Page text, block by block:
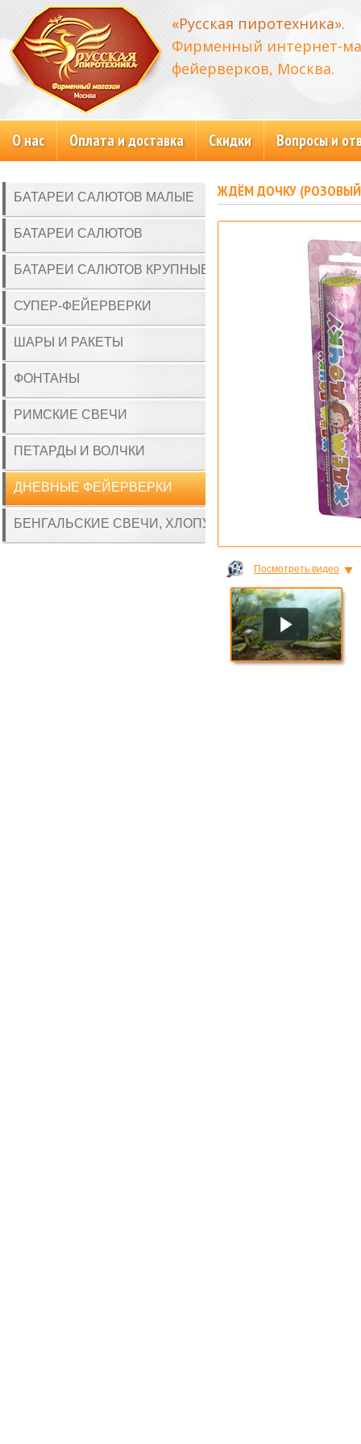
«Русская пиротехника».
Фирменный интернет-
фейерверков, Москва.
О нас Оплата и доставка Скидки Вопросы и
ЖДЁМ ДОЧКУ
Посмотреть видео
БАТАРЕИ САЛЮТОВ МАЛЫЕ
БАТАРЕИ САЛЮТОВ
БАТАРЕИ САЛЮТОВ КРУПНЫЕ
СУПЕР-ФЕЙЕРВЕРКИ
ШАРЫ И РАКЕТЫ
ФОНТАНЫ
РИМСКИЕ СВЕЧИ
ПЕТАРДЫ И ВОЛЧКИ
ДНЕВНЫЕ ФЕЙЕРВЕРКИ
БЕНГАЛЬСКИЕ СВЕЧИ, ХЛОПУШКИ